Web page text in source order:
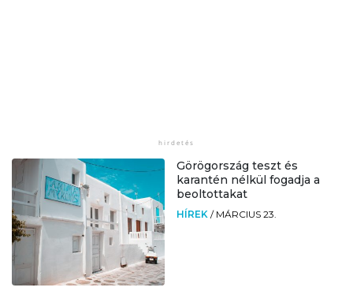
Görögország teszt és
karantén nélkül fogadja a
beoltottakat
HÍREK / MÁRCIUS 23.